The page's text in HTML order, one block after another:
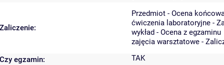
Zaliczenie:
Przedmiot - Ocena
ćwiczenia laboratoryjne -
wykład - Ocena z egzaminu
zajęcia warsztatowe -
Czy egzamin:
TAK